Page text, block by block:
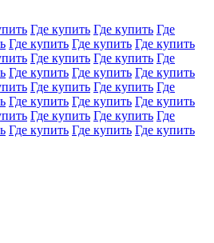
Где купить Где купить Где
Где купить Где купить Где купить
Где купить Где купить Где
Где купить Где купить Где купить
Где купить Где купить Где
Где купить Где купить Где купить
Где купить Где купить Где
Где купить Где купить Где купить